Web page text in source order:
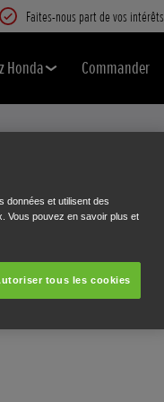
Faites-nous part de vos intérêts
Honda Commander
données et utilisent des
Vous pouvez en savoir plus et
tous les cookies